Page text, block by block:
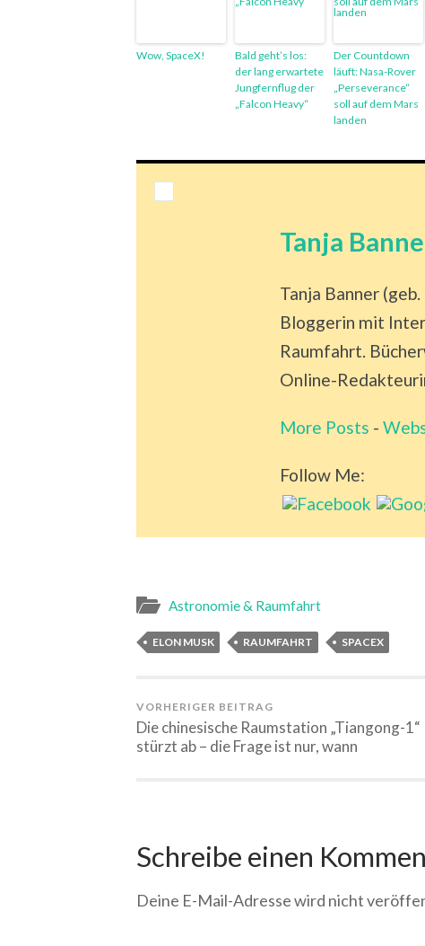
Wow, SpaceX!
Bald geht’s los:
der lang erwartete
Jungfernflug der
„Falcon Heavy“
Der Countdown
läuft: Nasa-Rover
„Perseverance“
soll auf dem Mars
landen
Tanja
Tanja Banner
Bloggerin mit
Raumfahrt.
Online-
More Posts -
Follow Me:
Astronomie & Raumfahrt
ELON MUSK RAUMFAHRT SPACEX
VORHERIGER BEITRAG
Die chinesische Raumstation „Tiangong-1“
stürzt ab – die Frage ist nur, wann
Schreibe einen
Deine E-Mail-Adresse wird nicht